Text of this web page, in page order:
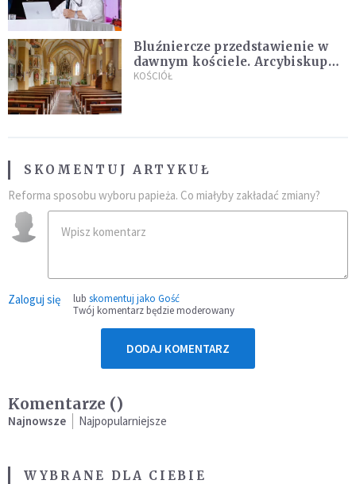
Bluźniercze przedstawienie w
dawnym kościele. Arcybiskup
stanowczo reaguje
KOŚCIÓŁ
SKOMENTUJ ARTYKUŁ
Reforma sposobu wyboru papieża. Co miałyby zakładać zmiany?
Zaloguj się lub skomentuj jako Gość
Twój komentarz będzie moderowany
DODAJ KOMENTARZ
Komentarze ()
Najnowsze Najpopularniejsze
WYBRANE DLA CIEBIE